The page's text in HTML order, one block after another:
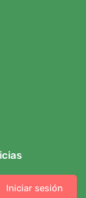
Iniciar sesión